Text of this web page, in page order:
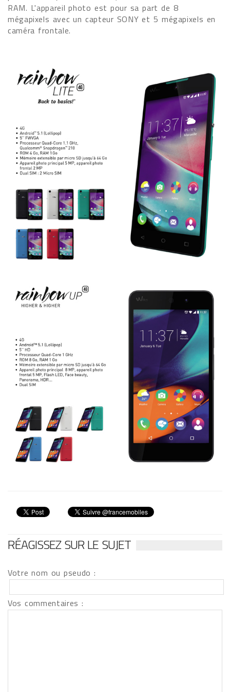
RAM. L'appareil photo est pour sa part de 8
mégapixels avec un capteur SONY et 5 mégapixels en
caméra frontale.
RÉAGISSEZ SUR LE SUJET
Votre nom ou pseudo :
Vos commentaires :